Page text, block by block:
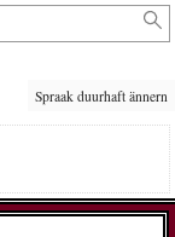
Spraak duurhaft ännern